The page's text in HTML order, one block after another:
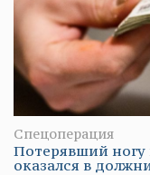
Спецоперация
Потерявший
оказался в